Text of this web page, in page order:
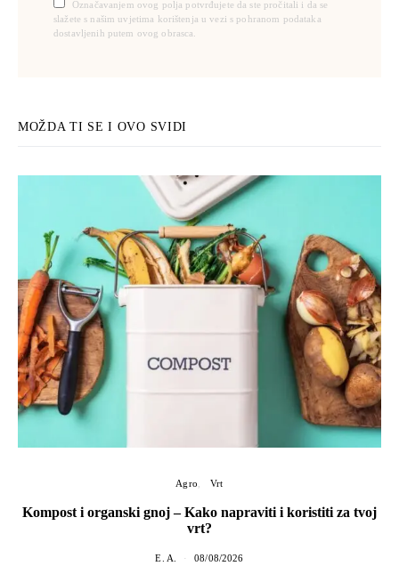
Označavanjem ovog polja potvrđujete da ste pročitali i da se
slažete s našim uvjetima korištenja u vezi s pohranom podataka
dostavljenih putem ovog obrasca.
MOŽDA TI SE I OVO SVIDI
Agro Vrt
Kompost i organski gnoj – Kako napraviti i koristiti za tvoj
vrt?
E. A. 08/08/2026